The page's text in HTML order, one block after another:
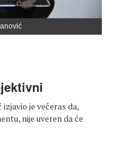
je večeras da,
nije uveren da će